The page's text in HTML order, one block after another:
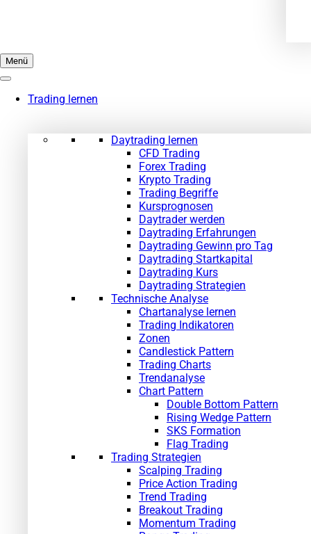
Menü
Trading lernen
Daytrading lernen
CFD Trading
Forex Trading
Krypto Trading
Trading Begriffe
Kursprognosen
Daytrader werden
Daytrading Erfahrungen
Daytrading Gewinn pro Tag
Daytrading Startkapital
Daytrading Kurs
Daytrading Strategien
Technische Analyse
Chartanalyse lernen
Trading Indikatoren
Zonen
Candlestick Pattern
Trading Charts
Trendanalyse
Chart Pattern
Double Bottom Pattern
Rising Wedge Pattern
SKS Formation
Flag Trading
Trading Strategien
Scalping Trading
Price Action Trading
Trend Trading
Breakout Trading
Momentum Trading